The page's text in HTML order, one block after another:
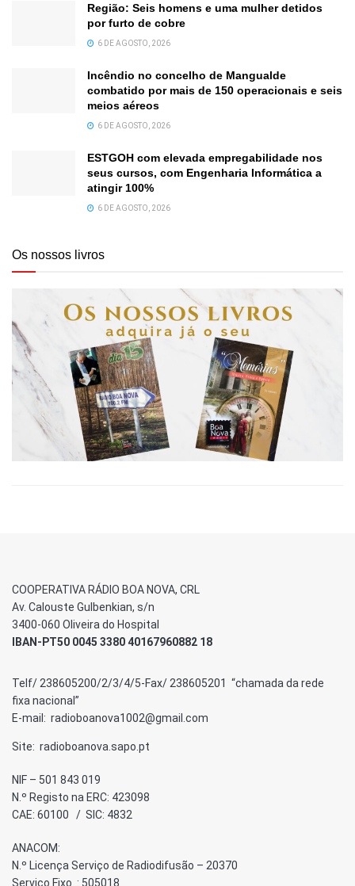
Região: Seis homens e uma mulher detidos
por furto de cobre
6 DE AGOSTO, 2026
Incêndio no concelho de Mangualde
combatido por mais de 150 operacionais e seis
meios aéreos
6 DE AGOSTO, 2026
ESTGOH com elevada empregabilidade nos
seus cursos, com Engenharia Informática a
atingir 100%
6 DE AGOSTO, 2026
Os nossos livros
COOPERATIVA RÁDIO BOA NOVA, CRL
Av. Calouste Gulbenkian, s/n
3400-060 Oliveira do Hospital
IBAN-PT50 0045 3380 40167960882 18
Telf/ 238605200/2/3/4/5-Fax/ 238605201 “chamada da rede
fixa nacional”
E-mail: radioboanova1002@gmail.com
Site: radioboanova.sapo.pt
NIF – 501 843 019
N.º Registo na ERC: 423098
CAE: 60100 / SIC: 4832
ANACOM:
N.º Licença Serviço de Radiodifusão – 20370
Serviço Fixo : 505018